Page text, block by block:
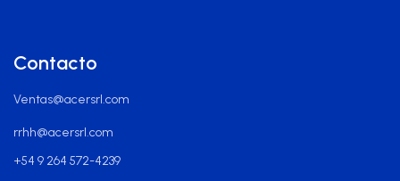
Contacto
Ventas@acersrl.com
rrhh@acersrl.com
+54 9 264 572-4239